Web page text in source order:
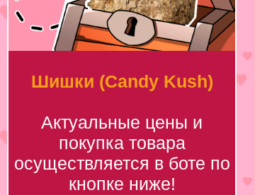
Шишки (Candy Kush)
Актуальные цены и
покупка товара
осуществляется в боте по
кнопке ниже!